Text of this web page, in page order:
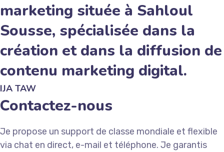
marketing située à Sahloul
Sousse, spécialisée dans la
création et dans la diffusion de
contenu marketing digital.
IJA TAW
Contactez-nous
Je propose un support de classe mondiale et flexible
via chat en direct, e-mail et téléphone. Je garantis